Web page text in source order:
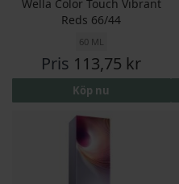
Wella Color Touch Vibrant
Reds 66/44
60 ML
Pris 113,75 kr
Köp nu